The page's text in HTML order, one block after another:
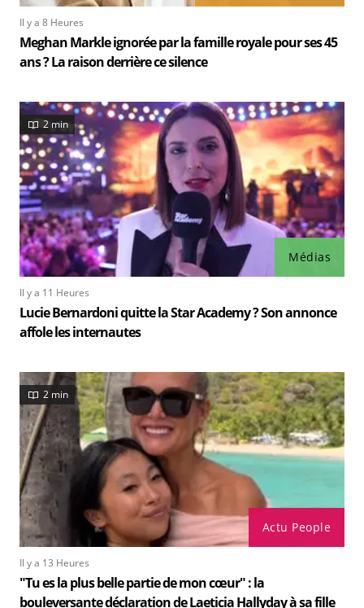
Il y a 8 Heures
Meghan Markle ignorée par la famille royale pour ses 45
ans ? La raison derrière ce silence
Médias
2 min
Il y a 11 Heures
Lucie Bernardoni quitte la Star Academy ? Son annonce
affole les internautes
Actu People
2 min
Il y a 13 Heures
"Tu es la plus belle partie de mon cœur" : la
bouleversante déclaration de Laeticia Hallyday à sa fille